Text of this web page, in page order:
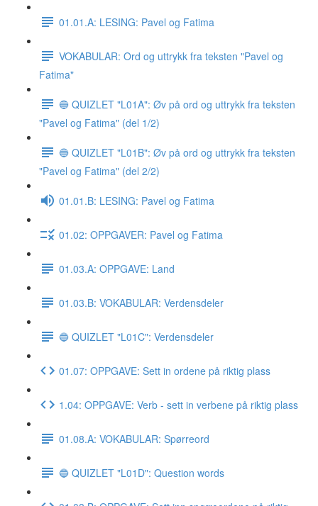
01.01.A: LESING: Pavel og Fatima
VOKABULAR: Ord og uttrykk fra teksten "Pavel og
Fatima"
🔵 QUIZLET "L01A": Øv på ord og uttrykk fra teksten
"Pavel og Fatima" (del 1/2)
🔵 QUIZLET "L01B": Øv på ord og uttrykk fra teksten
"Pavel og Fatima" (del 2/2)
01.01.B: LESING: Pavel og Fatima
01.02: OPPGAVER: Pavel og Fatima
01.03.A: OPPGAVE: Land
01.03.B: VOKABULAR: Verdensdeler
🔵 QUIZLET "L01C": Verdensdeler
01.07: OPPGAVE: Sett in ordene på riktig plass
1.04: OPPGAVE: Verb - sett in verbene på riktig plass
01.08.A: VOKABULAR: Spørreord
🔵 QUIZLET "L01D": Question words